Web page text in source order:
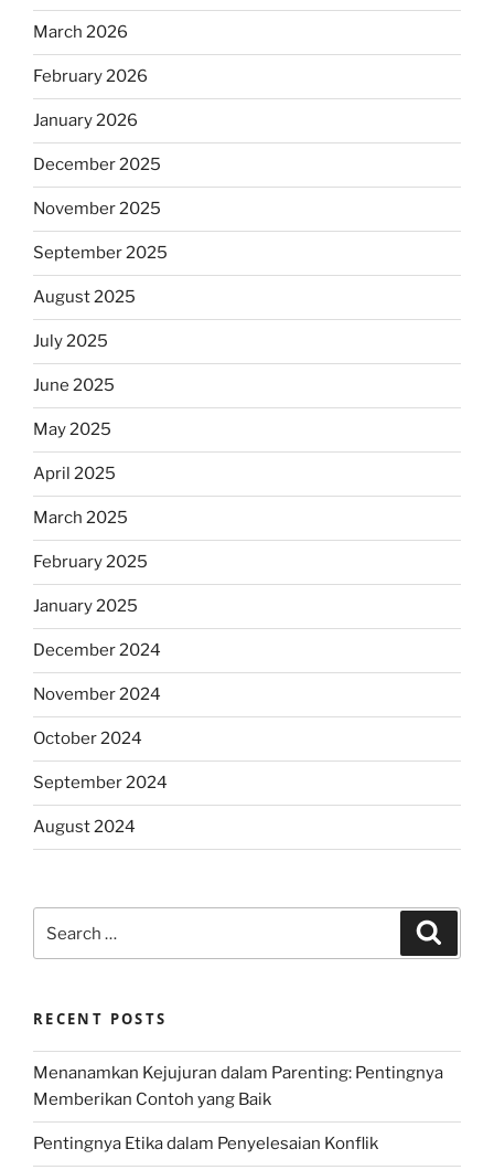
March 2026
February 2026
January 2026
December 2025
November 2025
September 2025
August 2025
July 2025
June 2025
May 2025
April 2025
March 2025
February 2025
January 2025
December 2024
November 2024
October 2024
September 2024
August 2024
for:
RECENT POSTS
Menanamkan Kejujuran dalam Parenting: Pentingnya
Memberikan Contoh yang Baik
Pentingnya Etika dalam Penyelesaian Konflik